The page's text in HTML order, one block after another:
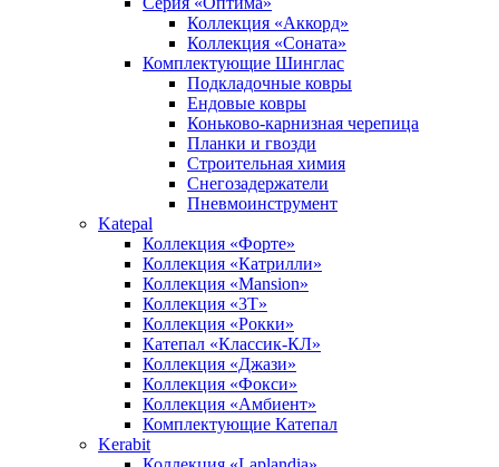
Коллекция «Аккорд»
Коллекция «Соната»
Комплектующие Шинглас
Подкладочные ковры
Ендовые ковры
Коньково-карнизная черепица
Планки и гвозди
Строительная химия
Снегозадержатели
Пневмоинструмент
Katepal
Коллекция «Форте»
Коллекция «Катрилли»
Коллекция «Mansion»
Коллекция «3T»
Коллекция «Рокки»
Катепал «Классик-КЛ»
Коллекция «Джази»
Коллекция «Фокси»
Коллекция «Амбиент»
Комплектующие Катепал
Kerabit